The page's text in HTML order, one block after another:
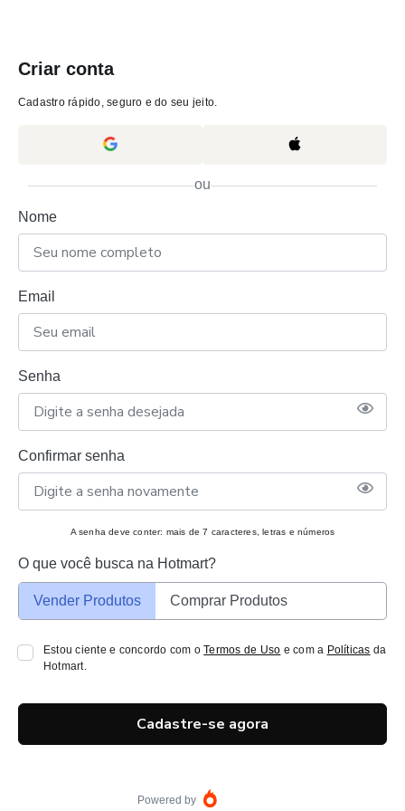
Criar conta
Cadastro rápido, seguro e do seu jeito.
ou
Nome
Email
Senha
Confirmar senha
A senha deve conter: mais de 7 caracteres, letras e números
O que você busca na Hotmart?
Vender Produtos Comprar Produtos
Estou ciente e concordo com oTermos de Uso e com a Políticas da
Hotmart.
Cadastre-se agora
Powered by